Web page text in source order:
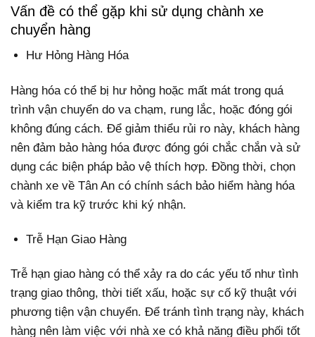
Vấn đề có thể gặp khi sử dụng chành xe
chuyển hàng
Hư Hỏng Hàng Hóa
Hàng hóa có thể bị hư hỏng hoặc mất mát trong quá
trình vận chuyển do va chạm, rung lắc, hoặc đóng gói
không đúng cách. Để giảm thiểu rủi ro này, khách hàng
nên đảm bảo hàng hóa được đóng gói chắc chắn và sử
dụng các biện pháp bảo vệ thích hợp. Đồng thời, chọn
chành xe về Tân An có chính sách bảo hiểm hàng hóa
và kiểm tra kỹ trước khi ký nhận.
Trễ Hạn Giao Hàng
Trễ hạn giao hàng có thể xảy ra do các yếu tố như tình
trạng giao thông, thời tiết xấu, hoặc sự cố kỹ thuật với
phương tiện vận chuyển. Để tránh tình trạng này, khách
hàng nên làm việc với nhà xe có khả năng điều phối tốt